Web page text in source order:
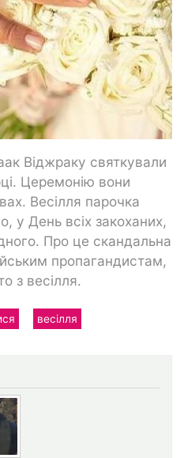
Віджраку святкували
Церемонію вони
Весілля парочка
у День всіх закоханих,
Про це скандальна
пропагандистам,
з весілля.
весілля